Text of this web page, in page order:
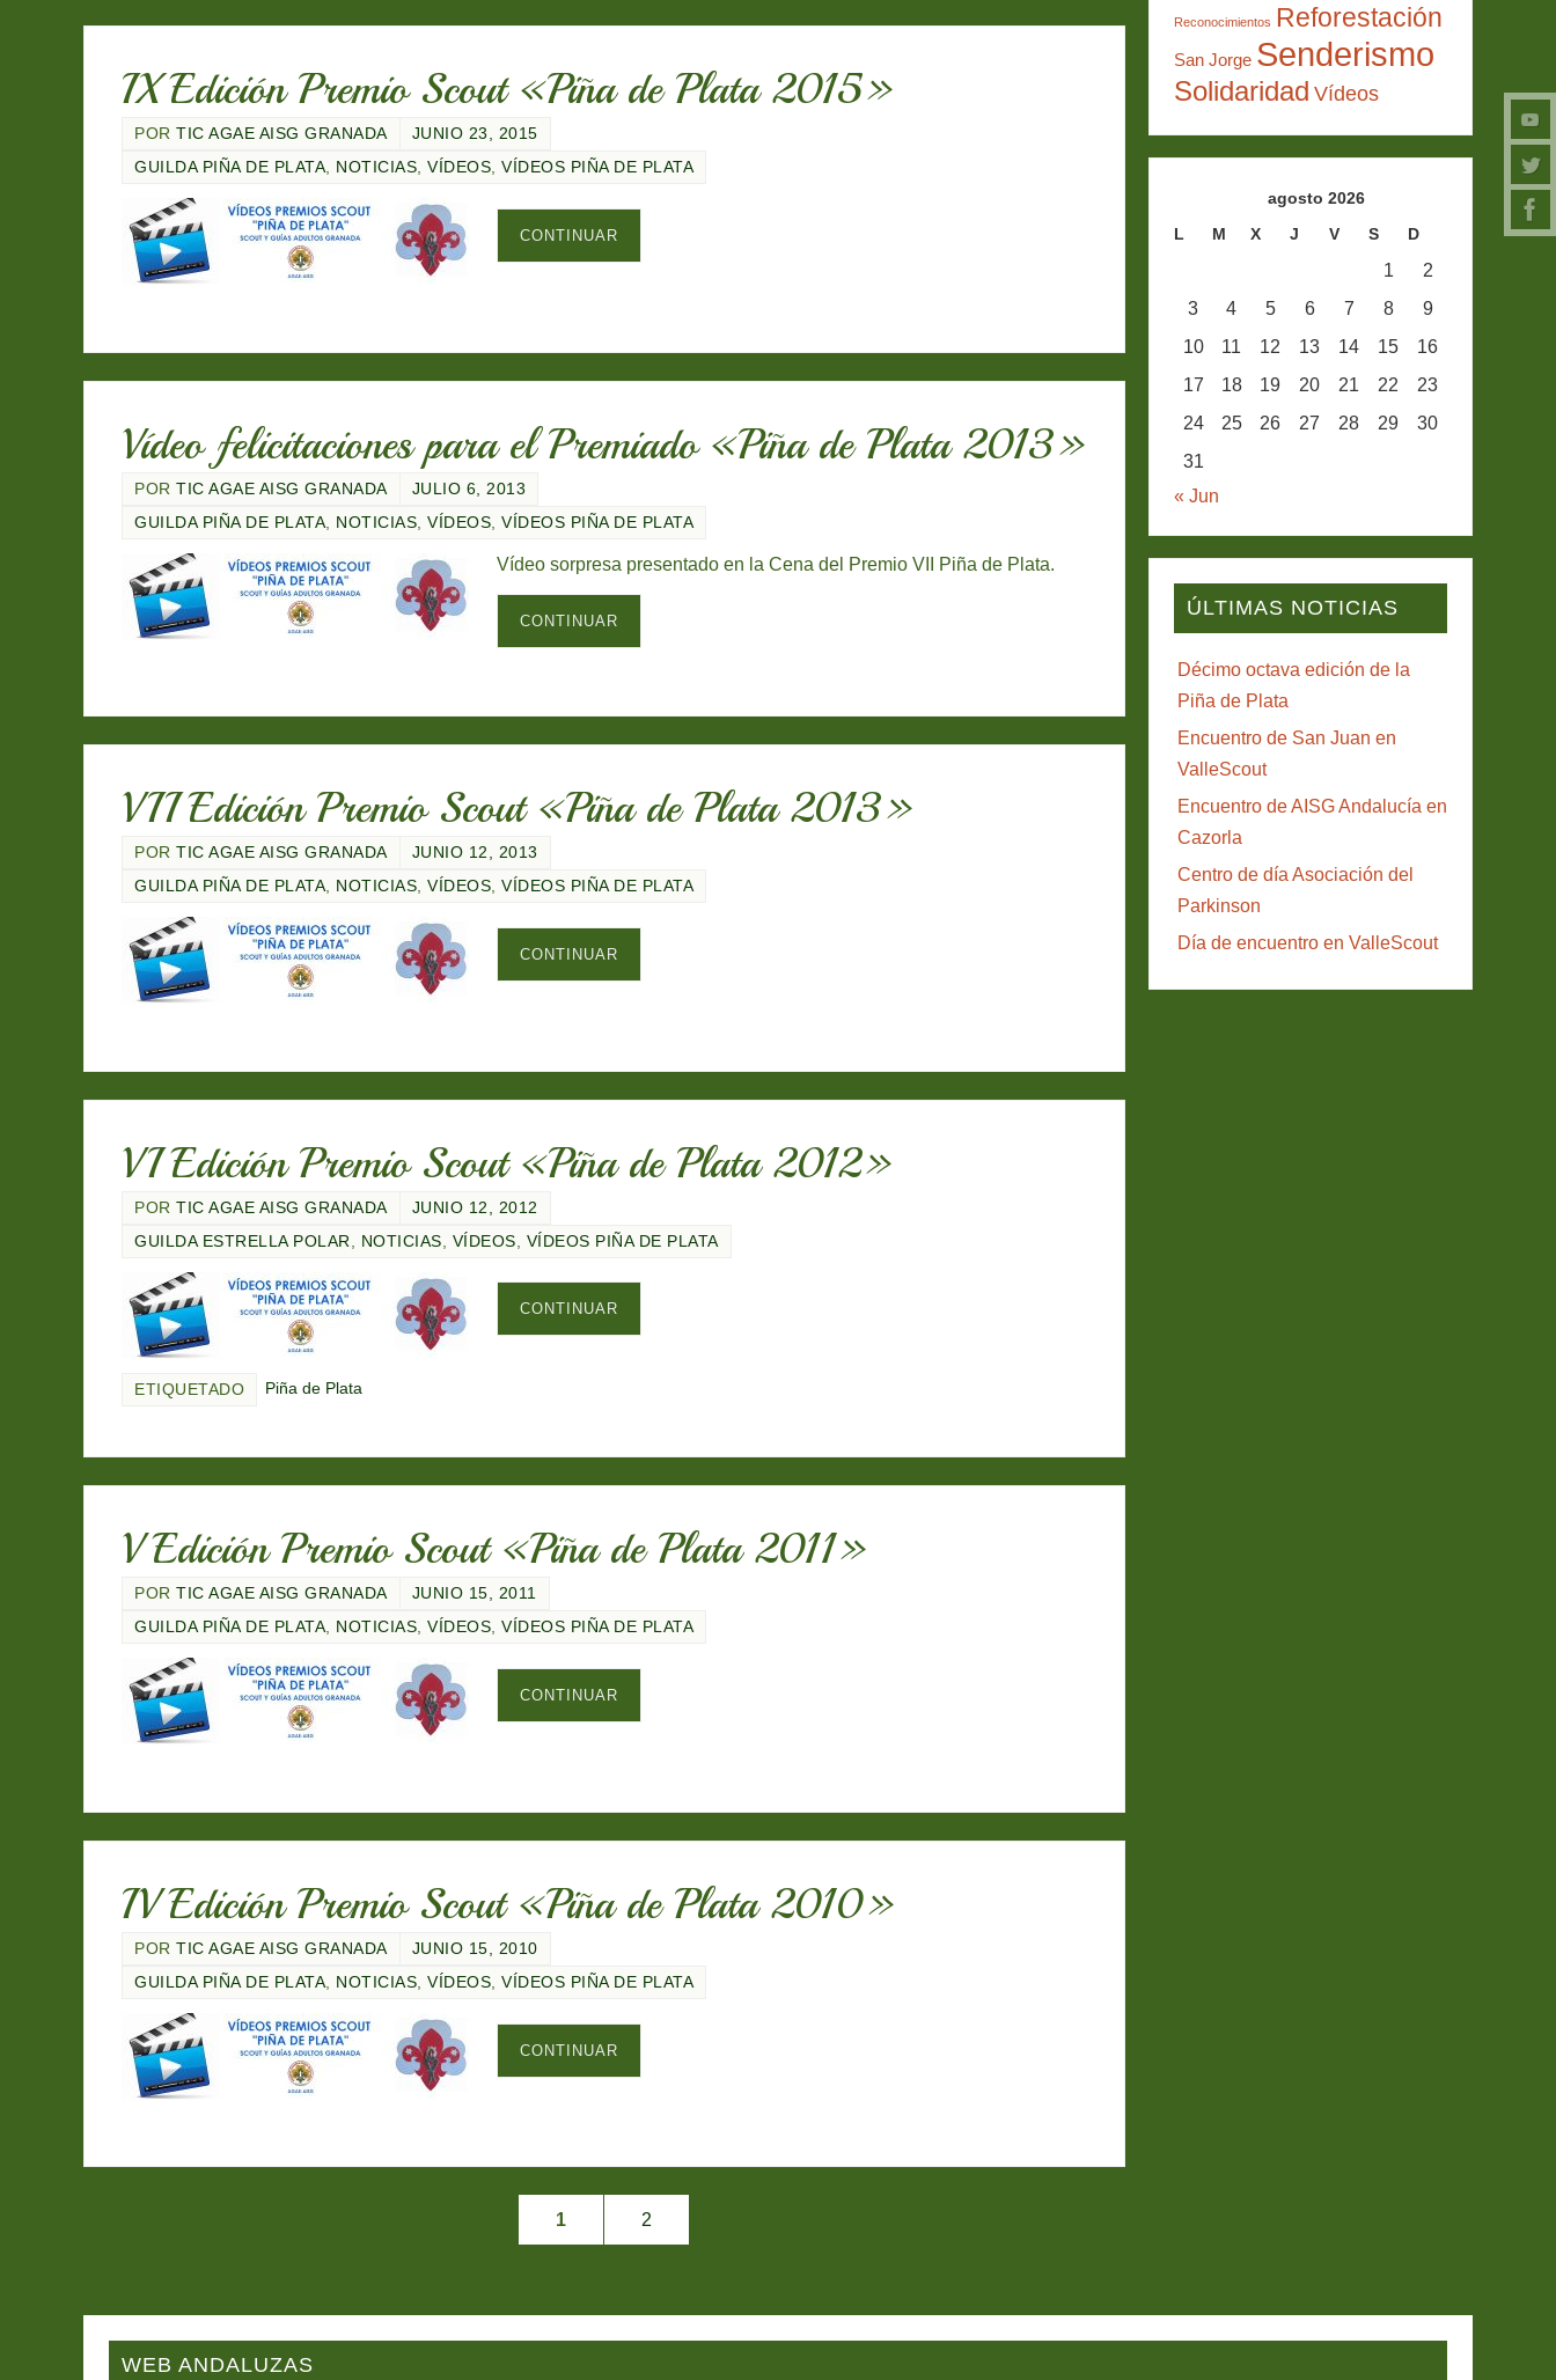
IX Edición Premio Scout «Piña de Plata 2015»
POR TIC AGAE AISG GRANADA
JUNIO 23, 2015
GUILDA PIÑA DE PLATA
NOTICIAS VÍDEOS VÍDEOS PIÑA DE PLATA
CONTINUAR
Vídeo felicitaciones para el Premiado «Piña de Plata 2013»
POR TIC AGAE AISG GRANADA
JULIO 6, 2013
GUILDA PIÑA DE PLATA
NOTICIAS VÍDEOS VÍDEOS PIÑA DE PLATA
Vídeo sorpresa presentado en la Cena del Premio VII Piña de Plata.
CONTINUAR
VII Edición Premio Scout «Piña de Plata 2013»
POR TIC AGAE AISG GRANADA
JUNIO 12, 2013
GUILDA PIÑA DE PLATA
NOTICIAS VÍDEOS VÍDEOS PIÑA DE PLATA
CONTINUAR
VI Edición Premio Scout «Piña de Plata 2012»
POR TIC AGAE AISG GRANADA
JUNIO 12, 2012
GUILDA ESTRELLA POLAR
NOTICIAS VÍDEOS VÍDEOS PIÑA DE PLATA
CONTINUAR
ETIQUETADO Piña de Plata
V Edición Premio Scout «Piña de Plata 2011»
POR TIC AGAE AISG GRANADA
JUNIO 15, 2011
GUILDA PIÑA DE PLATA, NOTICIAS, VÍDEOS, VÍDEOS PIÑA DE PLATA
CONTINUAR
IV Edición Premio Scout «Piña de Plata 2010»
POR TIC AGAE AISG GRANADA
JUNIO 15, 2010
GUILDA PIÑA DE PLATA
NOTICIAS VÍDEOS VÍDEOS PIÑA DE PLATA
CONTINUAR
1 2
Reconocimientos Reforestación
San Jorge Senderismo
Solidaridad Vídeos
agosto 2026
L
M X J V S D
1
2
3
4 5 6 7 8
9
10
11 12 13 14 15
16
17
18 19 20 21 22
23
24
25 26 27 28 29
30
31
« Jun
ÚLTIMAS NOTICIAS
Décimo octava edición de la
Piña de Plata
Encuentro de San Juan en
ValleScout
Encuentro de AISG Andalucía en
Cazorla
Centro de día Asociación del
Parkinson
Día de encuentro en ValleScout
WEB ANDALUZAS